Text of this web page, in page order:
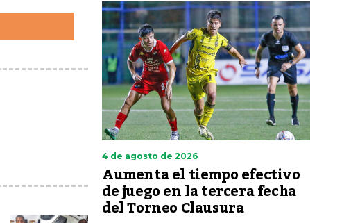
4 de agosto de 2026
Aumenta el tiempo efectivo
de juego en la tercera fecha
del Torneo Clausura